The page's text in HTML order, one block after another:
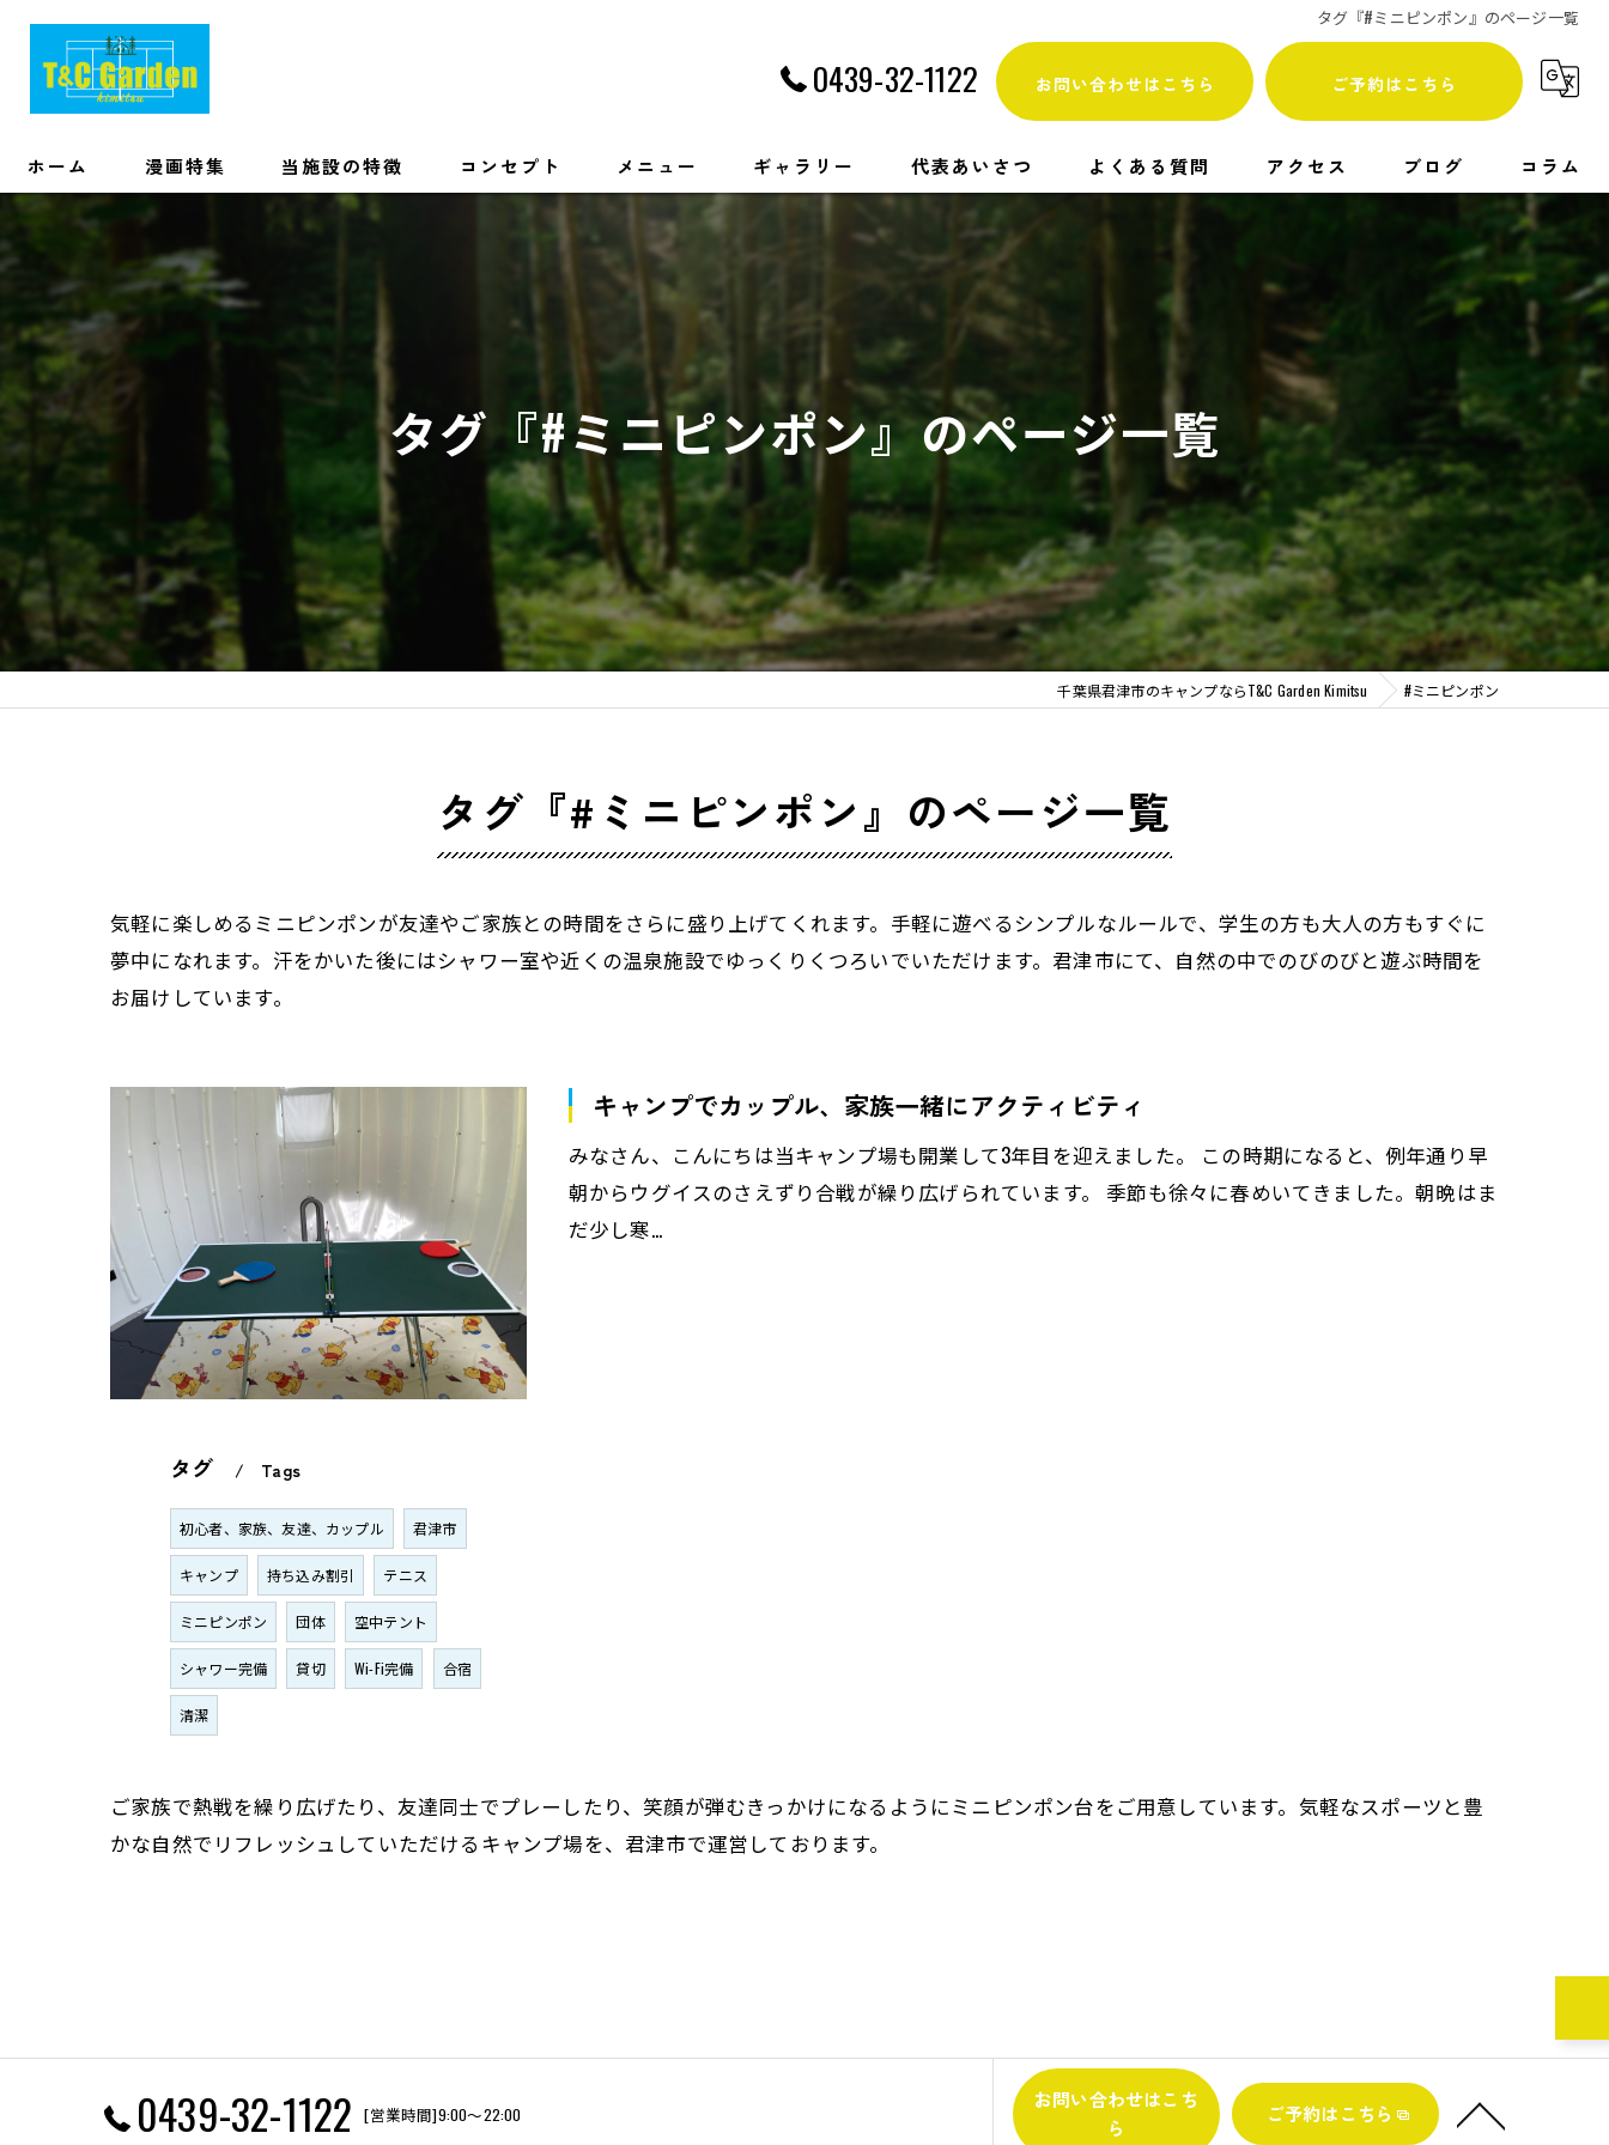
タグ『#ミニピンポン』のページ一覧
0439-32-1122 お問い合わせはこちら ご予約はこちら
ホーム 漫画特集 当施設の特徴
手ぶら
ソロ・ワーケーション
コンセプト メニュー ギャラリー 代表あいさつ よくある質問 アクセス ブログ コラム
タグ『#ミニピンポン』のページ一覧
千葉県君津市のキャンプならT&C Garden Kimitsu #ミニピンポン
タグ『#ミニピンポン』のページ一覧
気軽に楽しめるミニピンポンが友達やご家族との時間をさらに盛り上げてくれます。手軽に遊べるシンプルなルールで、学生の方も大人の方もすぐに
夢中になれます。汗をかいた後にはシャワー室や近くの温泉施設でゆっくりくつろいでいただけます。君津市にて、自然の中でのびのびと遊ぶ時間を
お届けしています。
キャンプでカップル、家族一緒にアクティビティ
みなさん、こんにちは当キャンプ場も開業して3年目を迎えました。 この時期になると、例年通り早
朝からウグイスのさえずり合戦が繰り広げられています。 季節も徐々に春めいてきました。朝晩はま
だ少し寒…
タグ Tags
初心者、家族、友達、カップル 君津市
キャンプ 持ち込み割引 テニス
ミニピンポン 団体 空中テント
シャワー完備 貸切 Wi-Fi完備 合宿
清潔
ご家族で熱戦を繰り広げたり、友達同士でプレーしたり、笑顔が弾むきっかけになるようにミニピンポン台をご用意しています。気軽なスポーツと豊
かな自然でリフレッシュしていただけるキャンプ場を、君津市で運営しております。
0439-32-1122 [営業時間]9:00～22:00
お問い合わせはこち
ら
ご予約はこちら